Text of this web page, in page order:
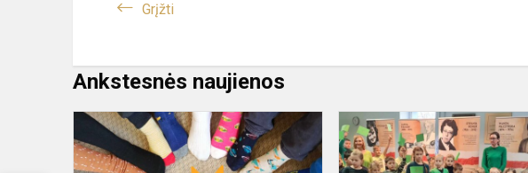
Grįžti
Ankstesnės naujienos
Pasaulinė
Dauno
sindromo